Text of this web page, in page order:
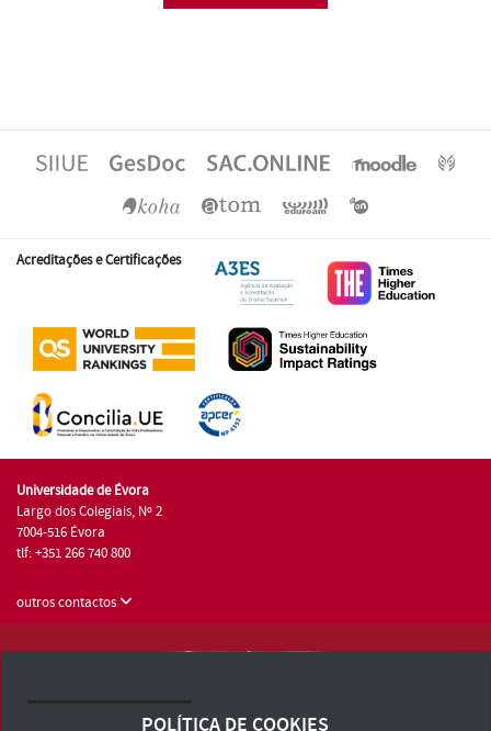
Acreditações e Certificações
Universidade de Évora
Largo dos Colegiais, Nº 2
7004-516 Évora
tlf: +351 266 740 800
outros contactos
Consulte os Termos e Condições e Política de Privacidade
POLÍTICA DE COOKIES